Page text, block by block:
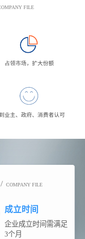
FILE
占领市场，扩大份额
业主、政府、消费者认可
/ COMPANY FILE
成立时间
企业成立时间需满足
3个月